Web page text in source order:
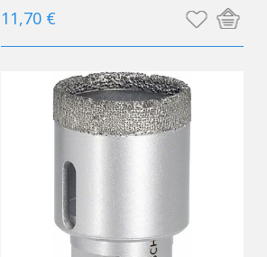
11,70 €